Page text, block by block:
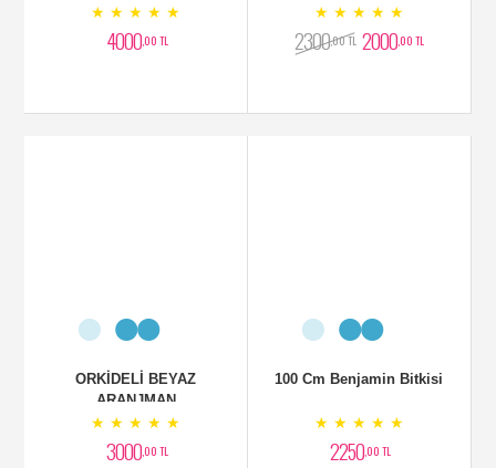
★ ★ ★ ★ ★
4000,00 TL
★ ★ ★ ★ ★
2300,00 TL 2000,00 TL
ORKİDELİ BEYAZ
ARANJMAN
★ ★ ★ ★ ★
3000,00 TL
100 Cm Benjamin Bitkisi
★ ★ ★ ★ ★
2250,00 TL